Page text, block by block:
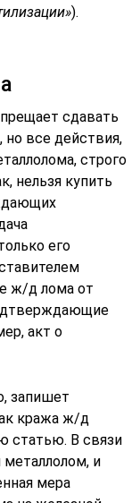
).
сдавать
все действия,
строго
нельзя купить
его
ж/д лома от
акт о
запишет
кража ж/д
статью. В связи
и
мера